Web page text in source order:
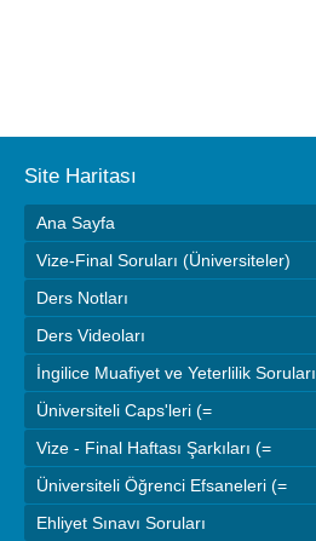
Site Haritası
Ana Sayfa
Vize-Final Soruları (Üniversiteler)
Ders Notları
Ders Videoları
İngilice Muafiyet ve Yeterlilik Soruları
Üniversiteli Caps'leri (=
Vize - Final Haftası Şarkıları (=
Üniversiteli Öğrenci Efsaneleri (=
Ehliyet Sınavı Soruları